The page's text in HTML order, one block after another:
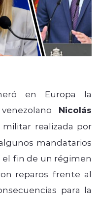
en Europa la
Nicolás
realizada por
mandatarios
fin de un régimen
reparos frente al
para la